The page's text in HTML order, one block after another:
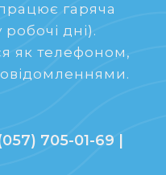
гаряча
робочі дні).
як телефоном,
705-01-69 |